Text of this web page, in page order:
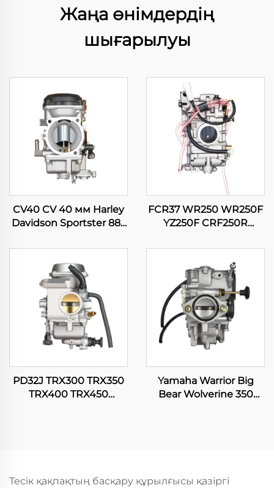
Жаңа өнімдердің
шығарылуы
CV40 CV 40 мм Harley
Davidson Sportster 883
мотоцикл
карбюраторы
FCR37 WR250 WR250F
YZ250F CRF250R
KX250F мотоцикл
карбюраторы
PD32J TRX300 TRX350
TRX400 TRX450
Yamaha Warrior Big
Bear Wolverine 350
Тесік қақпақтың басқару құрылғысы қазіргі